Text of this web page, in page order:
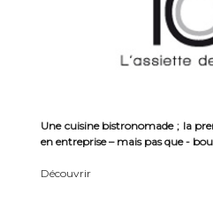
Une cuisine bistronomade ; la
en entreprise – mais pas que -
Découvrir